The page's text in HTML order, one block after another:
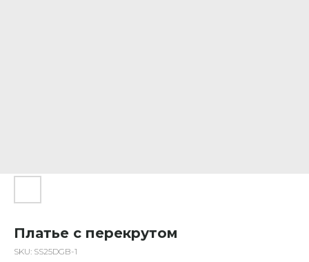
Платье с перекрутом
SKU: SS25DGB-1